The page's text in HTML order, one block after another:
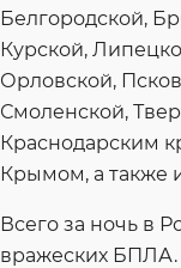
Белгородской,
Курской,
Орловской,
Смоленской,
Краснодарским
Крымом, а также
Всего за ночь в
вражеских БПЛА.